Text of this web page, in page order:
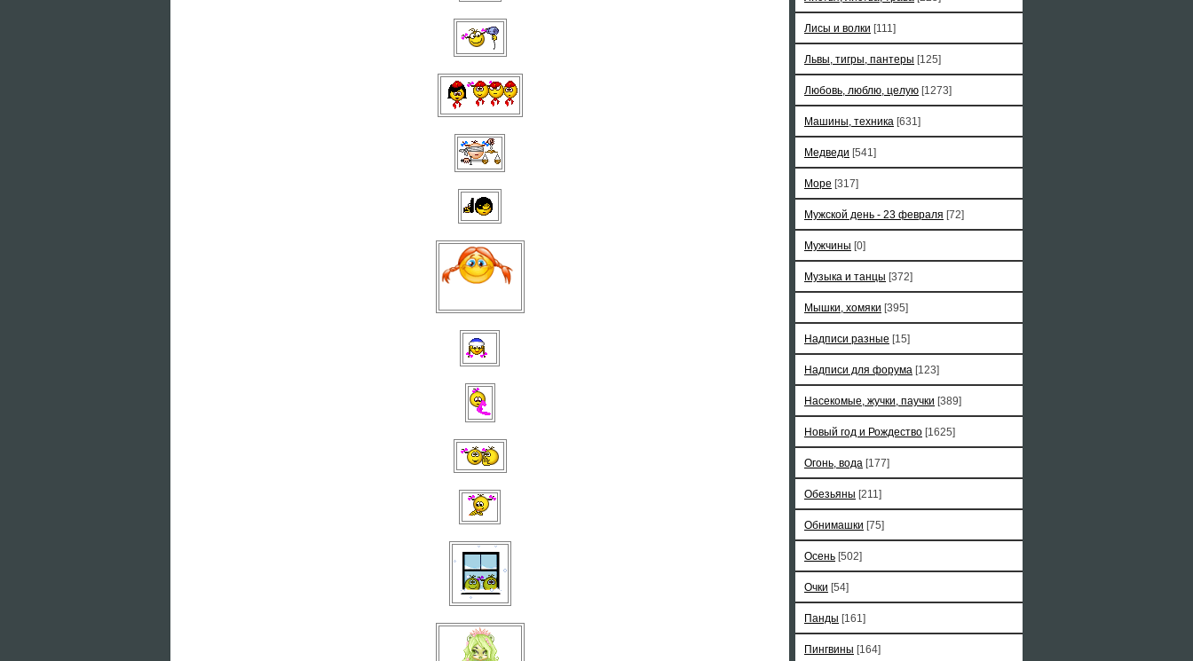
Лисы и волки [111]
Львы, тигры, пантеры [125]
Любовь, люблю, целую [1273]
Машины, техника [631]
Медведи [541]
Море [317]
Мужской день - 23 февраля [72]
Мужчины [0]
Музыка и танцы [372]
Мышки, хомяки [395]
Надписи разные [15]
Надписи для форума [123]
Насекомые, жучки, паучки [389]
Новый год и Рождество [1625]
Огонь, вода [177]
Обезьяны [211]
Обнимашки [75]
Осень [502]
Очки [54]
Панды [161]
Пингвины [164]